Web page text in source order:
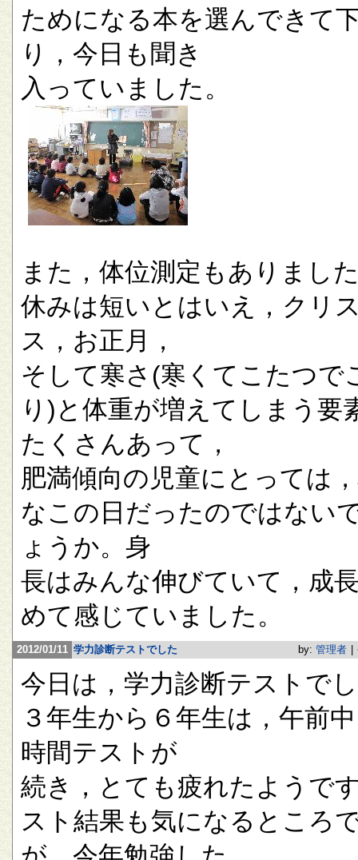
ためになる本を選んできて
り，今日も聞き
入っていました。
また，体位測定もありまし
休みは短いとはいえ，クリ
ス，お正月，
そして寒さ(寒くてこたつで
り)と体重が増えてしまう要
たくさんあって，
肥満傾向の児童にとっては
なこの日だったのではない
ょうか。身
長はみんな伸びていて，成
めて感じていました。
2012/01/11 学力診断テストでした by: 管理者
今日は，学力診断テストで
３年生から６年生は，午前
時間テストが
続き，とても疲れたようで
スト結果も気になるところ